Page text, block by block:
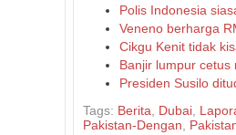
Polis Indonesia
Veneno berharga
Cikgu Kenit tidak
Banjir lumpur cetus
Presiden Susilo
Tags: Berita Dubai
Pakistan-Dengan